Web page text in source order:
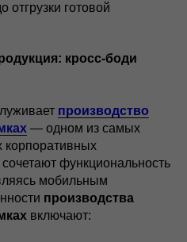
отгрузки готовой
кросс-боди
производство
— одном из самых
корпоративных
функциональность
мобильным
производства
включают: